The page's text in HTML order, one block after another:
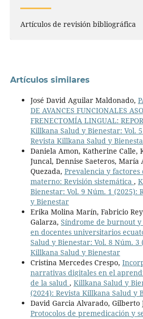
Artículos de revisión bibliográfica
Artículos similares
José David Aguilar Maldonado,
DE AVANCES FUNCIONALES
FRENECTOMÍA LINGUAL:
Killkana Salud y Bienestar: Vol.
Revista Killkana Salud y
Daniela Amon, Katherine Calle,
Juncal, Dennise Saeteros,
Quezada, Prevalencia y
materno: Revisión sistemática ,
Bienestar: Vol. 9 Núm. 1 (2025):
y Bienestar
Erika Molina Marín, Fabricio
Galarza, Síndrome de burnout
en docentes universitarios
Salud y Bienestar: Vol. 8 Núm. 3
Killkana Salud y Bienestar
Cristina Mercedes Crespo,
narrativas digitales en el
de la salud , Killkana Salud y
(2024): Revista Killkana Salud y
David Garcia Alvarado, Gilberto
Protocolos de premedicación y